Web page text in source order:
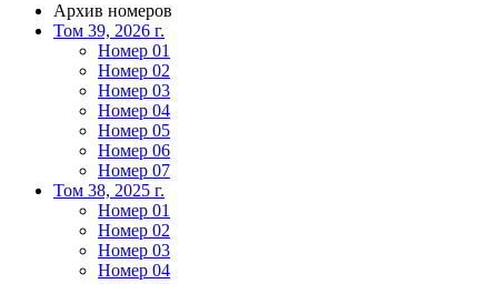
Архив номеров
Том 39, 2026 г.
Номер 01
Номер 02
Номер 03
Номер 04
Номер 05
Номер 06
Номер 07
Том 38, 2025 г.
Номер 01
Номер 02
Номер 03
Номер 04